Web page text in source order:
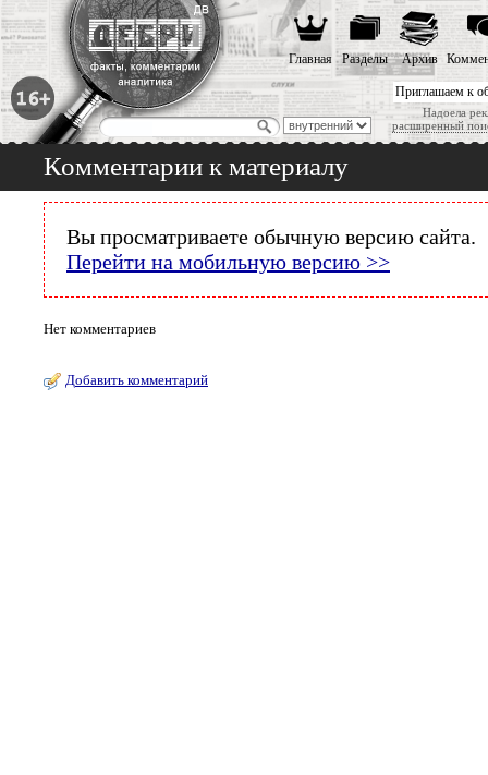
Приглашаем к
Надоела
расширенный
Главная Разделы Архив
Комментарии к материалу
Вы просматриваете обычную версию сайта.
Перейти на мобильную версию >>
Нет комментариев
Добавить комментарий